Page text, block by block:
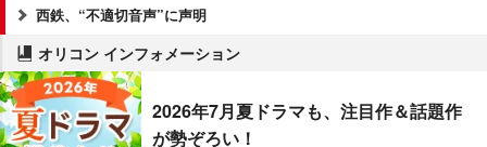
西鉄、“不適切音声”に声明
オリコン インフォメーション
2026年7月夏ドラマも、注目作＆話題作
が勢ぞろい！